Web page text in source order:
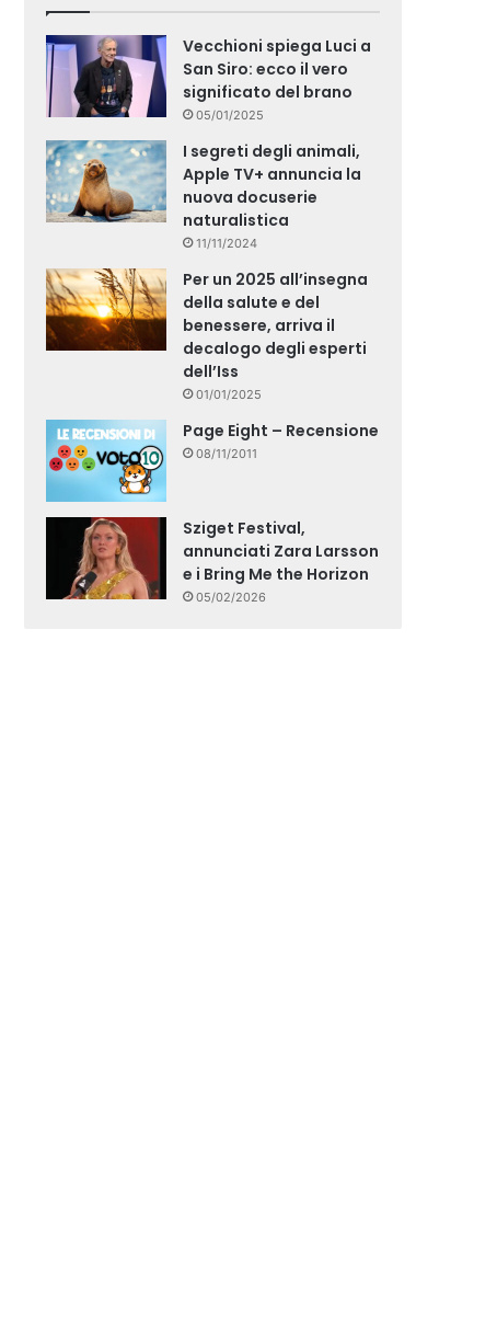
Vecchioni spiega Luci a
San Siro: ecco il vero
significato del brano
05/01/2025
I segreti degli animali,
Apple TV+ annuncia la
nuova docuserie
naturalistica
11/11/2024
Per un 2025 all’insegna
della salute e del
benessere, arriva il
decalogo degli esperti
dell’Iss
01/01/2025
Page Eight – Recensione
08/11/2011
Sziget Festival,
annunciati Zara Larsson
e i Bring Me the Horizon
05/02/2026